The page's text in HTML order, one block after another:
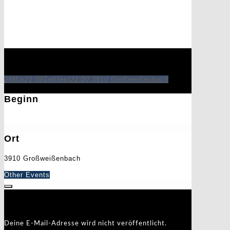
28Mai21:00Zeltfest21:00 3910 Großweißenbach
Beginn
Ort
3910 Großweißenbach
Other Events
Deine E-Mail-Adresse wird nicht veröffentlicht.